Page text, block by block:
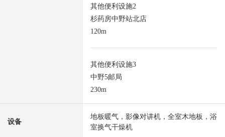
其他便利设施2
杉药房中野站北店
120m
其他便利设施3
中野5邮局
230m
设备
地板暖气，影像对讲机，全室木地板，浴
室换气干燥机